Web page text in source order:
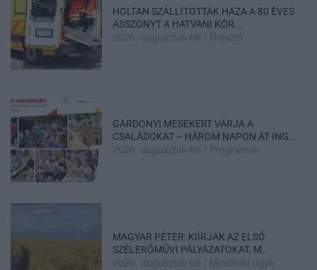
HOLTAN SZÁLLÍTOTTÁK HAZA A 80 ÉVES
ASSZONYT A HATVANI KÓR...
2026. augusztus 06 Riasztó
GÁRDONYI MESEKERT VÁRJA A
CSALÁDOKAT – HÁROM NAPON ÁT ING...
2026. augusztus 06 Programok
MAGYAR PÉTER: KIÍRJÁK AZ ELSŐ
SZÉLERŐMŰVI PÁLYÁZATOKAT, M...
2026. augusztus 06 Mindenki ügye